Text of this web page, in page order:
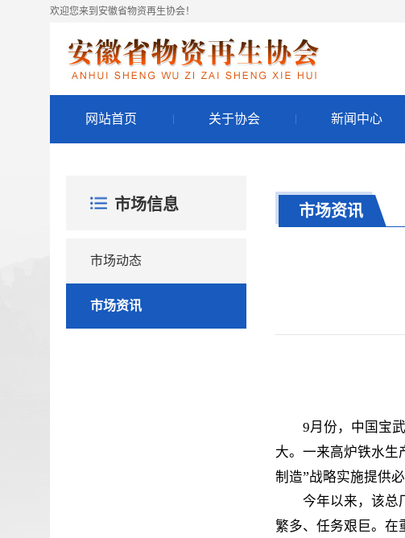
欢迎您来到安徽省物资再生协会！
网站首页 关于协会 新闻中心
市场信息
市场动态
市场资讯
市场资讯
9月份，中国宝
大。一来高炉铁水生
制造”战略实施提供
今年以来，该总厂
繁多、任务艰巨。在